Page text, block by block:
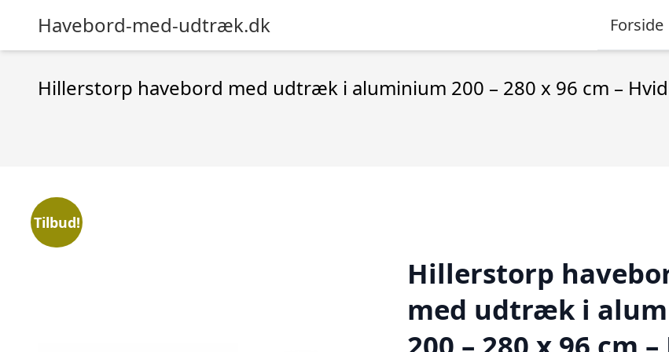
Havebord-med-udtræk.dk Forside
Hillerstorp havebord med udtræk i aluminium 200 – 280 x 96 cm – Hvid
Tilbud!
Hillerstorp
med udtræk i